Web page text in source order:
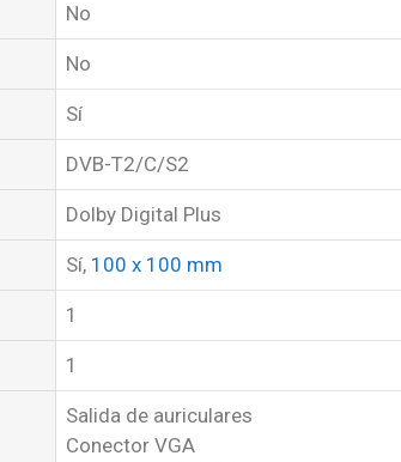
No
No
Sí
DVB-T2/C/S2
Dolby Digital Plus
Sí, 100 x 100 mm
1
1
Salida de auriculares
Conector VGA